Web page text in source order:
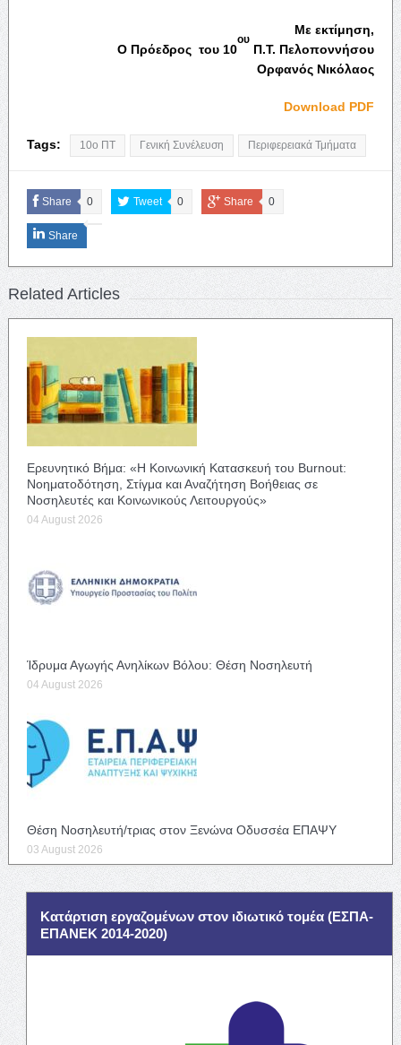
Με εκτίμηση,
Ο Πρόεδρος του 10
ου
Π.Τ. Πελοποννήσου
Ορφανός Νικόλαος
Download PDF
Tags: 10ο ΠΤ Γενική Συνέλευση Περιφερειακά Τμήματα
Share 0 Tweet 0 Share 0
Share
Related Articles
Ερευνητικό Βήμα: «Η Κοινωνική Κατασκευή του Burnout:
Νοηματοδότηση, Στίγμα και Αναζήτηση Βοήθειας σε
Νοσηλευτές και Κοινωνικούς Λειτουργούς»
04 August 2026
Ίδρυμα Αγωγής Ανηλίκων Βόλου: Θέση Νοσηλευτή
04 August 2026
Θέση Νοσηλευτή/τριας στον Ξενώνα Οδυσσέα ΕΠΑΨΥ
03 August 2026
Κατάρτιση εργαζομένων στον ιδιωτικό τομέα (ΕΣΠΑ-
ΕΠΑΝΕΚ 2014-2020)